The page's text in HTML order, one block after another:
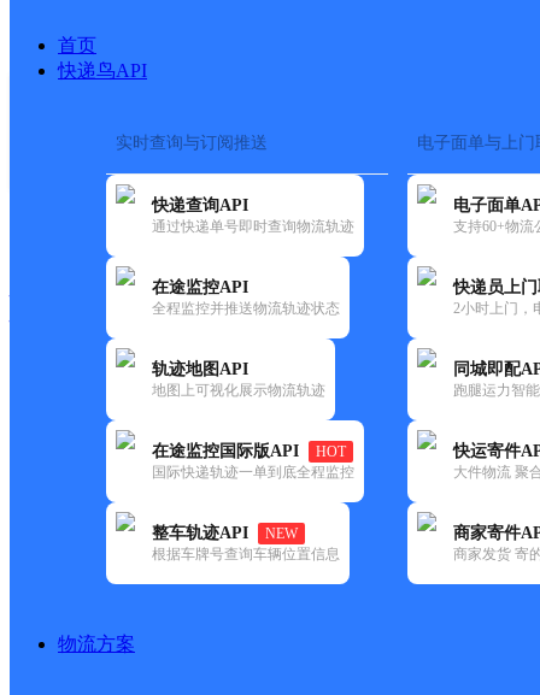
首页
快递鸟API
实时查询与订阅推送
快递查询API
通过快递单号即时查询物流轨迹
在途监控API
全程监控并推送物流轨迹状态
轨迹地图API
地图上可视化展示物流轨迹
在途监控国际版API
HOT
国际快递轨迹一单到底全程监控
整车轨迹API
NEW
根据车牌号查询车辆位置信息
电子面单与上门
电子面单
支持60+物流
快递员上
2小时上门，
同城即配
跑腿运力智
快运寄件
大件物流 聚
商家寄件
商家发货 寄
物流方案
快运大全 快递时效
顺丰
中兴东大路677门市
更新时间：2021-11-26 00:00:00
所属快递：顺丰速运
所属区域：吉林省-白城市-洮北区